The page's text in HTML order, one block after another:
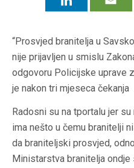
“Prosvjed branitelja u
nije prijavljen u smislu
odgovoru Policijske uprave
je nakon tri mjeseca
Radosni su na tportalu jer
ima nešto u čemu branitelji
da braniteljski prosvjed,
Ministarstva branitelja